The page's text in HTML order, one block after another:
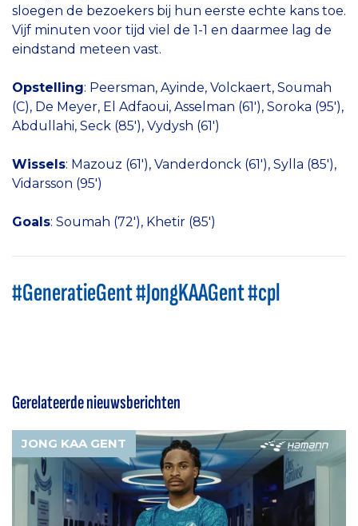
sloegen de bezoekers bij hun eerste echte kans toe.
Vijf minuten voor tijd viel de 1-1 en daarmee lag de
eindstand meteen vast.
Opstelling: Peersman, Ayinde, Volckaert, Soumah
(C), De Meyer, El Adfaoui, Asselman (61'), Soroka (95'),
Abdullahi, Seck (85'), Vydysh (61')
Wissels: Mazouz (61'), Vanderdonck (61'), Sylla (85'),
Vidarsson (95')
Goals: Soumah (72'), Khetir (85')
#GeneratieGent #JongKAAGent #cpl
Gerelateerde nieuwsberichten
JONG KAA GENT